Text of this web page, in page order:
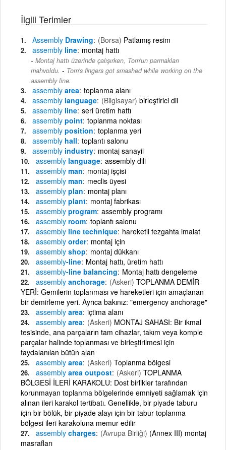
İlgili Terimler
Assembly Drawing (Borsa) Patlamış resim
assembly line montaj hattı
Montaj hattı üzerinde çalışırken, Tom'un parmakları
mahvoldu. - Tom's fingers got smashed while working on the
assembly line.
assembly area toplanma alanı
assembly language (Bilgisayar) birleştirici dil
assembly line seri üretim hattı
assembly point toplanma noktası
assembly position toplanma yeri
assembly hall toplantı salonu
assembly industry montaj sanayii
assembly language assembly dili
assembly man montaj işçisi
assembly man meclis üyesi
assembly plan montaj planı
assembly plant montaj fabrikası
assembly program assembly programı
assembly room toplantı salonu
assembly line technique hareketli tezgahta imalat
assembly order montaj için
assembly shop montaj dükkanı
assembly-line Montaj hattı, üretim hattı
assembly-line balancing Montaj hattı dengeleme
assembly anchorage (Askeri) TOPLANMA DEMİR
YERİ: Gemilerin toplanması ve hareketleri için amaçlanan
bir demirleme yeri. Ayrıca bakınız: "emergency anchorage"
assembly area içtima alanı
assembly area (Askeri) MONTAJ SAHASI: Bir ikmal
tesisinde, ana parçaların tam cihazlar, takım veya komple
parçalar halinde toplanması ve birleştirilmesi için
faydalanılan bütün alan
assembly area (Askeri) Toplanma bölgesi
assembly area outpost (Askeri) TOPLANMA
BÖLGESİ İLERİ KARAKOLU: Dost birlikler tarafından
korunmayan toplanma bölgelerinde emniyeti sağlamak için
alınan ileri karakol tertibatı. Genellikle, bir piyade taburu
için bir bölük, bir piyade alayı için bir tabur toplanma
bölgesi ileri karakoluna memur edilir
assembly charges (Avrupa Birliği) (Annex III) montaj
masrafları